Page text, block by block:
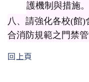
護機制與措施。
八、請強化各校(館
合消防規範之門禁
回上頁